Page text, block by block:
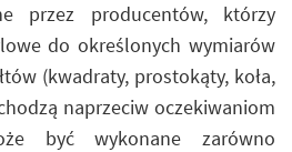
przez producentów, którzy
do określonych wymiarów
(kwadraty, prostokąty, koła,
naprzeciw oczekiwaniom
być wykonane zarówno